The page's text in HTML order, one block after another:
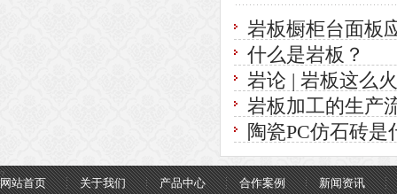
岩板橱柜台面板
什么是岩板？
岩论 | 岩板这么
岩板加工的生产
陶瓷PC仿石砖是
?
网站首页 关于我们 产品中心 合作案例 新闻资讯